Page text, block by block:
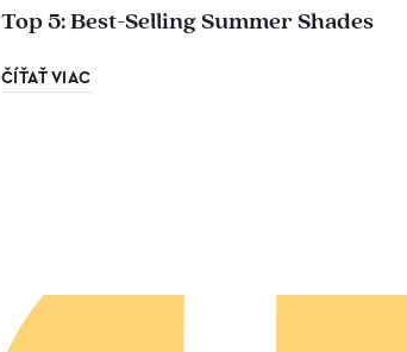
Top 5: Best-Selling Summer Shades
ČÍŤAŤ VIAC